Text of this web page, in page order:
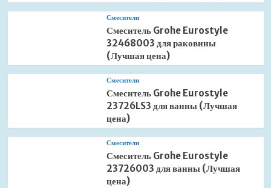
Смесители
Смеситель Grohe Eurostyle
32468003 для раковины
(Лучшая цена)
Смесители
Смеситель Grohe Eurostyle
23726LS3 для ванны (Лучшая
цена)
Смесители
Смеситель Grohe Eurostyle
23726003 для ванны (Лучшая
цена)